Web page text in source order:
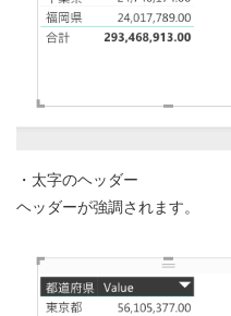
・太字のヘッダー
ヘッダーが強調されます。